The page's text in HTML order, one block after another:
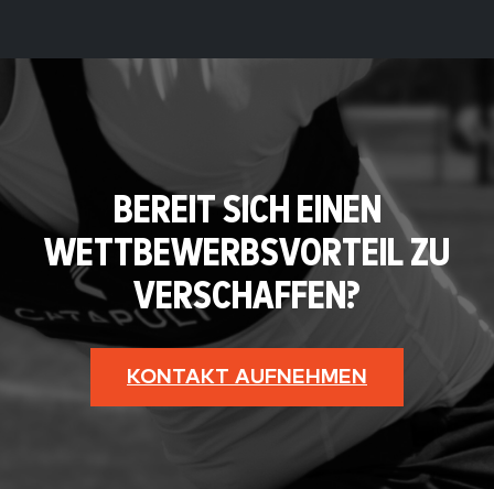
BEREIT SICH EINEN
WETTBEWERBSVORTEIL ZU
VERSCHAFFEN?
KONTAKT AUFNEHMEN